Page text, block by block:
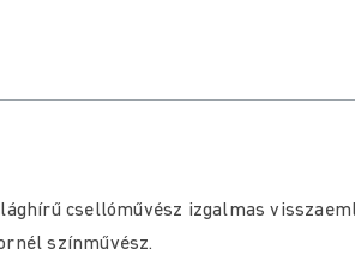
csellóművész izgalmas
színművész.